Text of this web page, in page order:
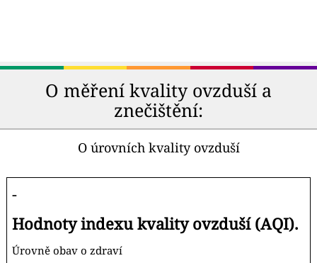
O měření kvality ovzduší a
znečištění:
O úrovních kvality ovzduší
-
Hodnoty indexu kvality ovzduší (AQI).
Úrovně obav o zdraví